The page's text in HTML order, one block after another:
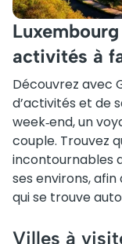
activités à
Découvrez avec
d’activités et de
week‑end, un
couple. Trouvez
incontournables
ses environs,
qui se trouve
Villes à